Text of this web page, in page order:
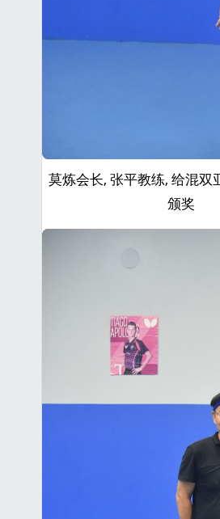
莫炼会长, 张平教练, 给混双
颁奖